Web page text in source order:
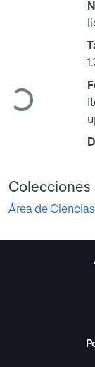
Cargando...
Colecciones
Área de